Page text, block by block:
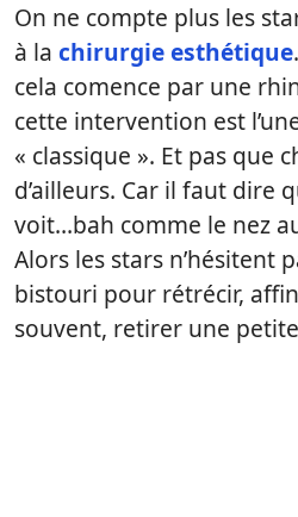
On ne compte plus les
à la chirurgie esthétique
cela comence par une
cette intervention est
« classique ». Et pas que
d’ailleurs. Car il faut dire
voit…bah comme le nez
Alors les stars n’hésitent
bistouri pour rétrécir,
souvent, retirer une